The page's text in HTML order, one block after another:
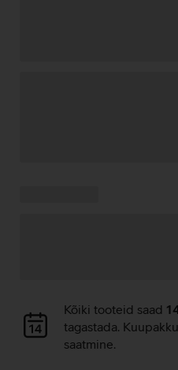
Andmete
laadimine
Kõiki tooteid saad
tagastada.
saatmine.